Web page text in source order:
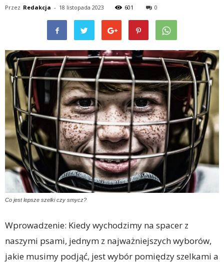
Przez Redakcja - 18 listopada 2023 601 0
Co jest lepsze szelki czy smycz?
Wprowadzenie: Kiedy wychodzimy na spacer z
naszymi psami, jednym z najważniejszych wyborów,
jakie musimy podjąć, jest wybór pomiędzy szelkami a